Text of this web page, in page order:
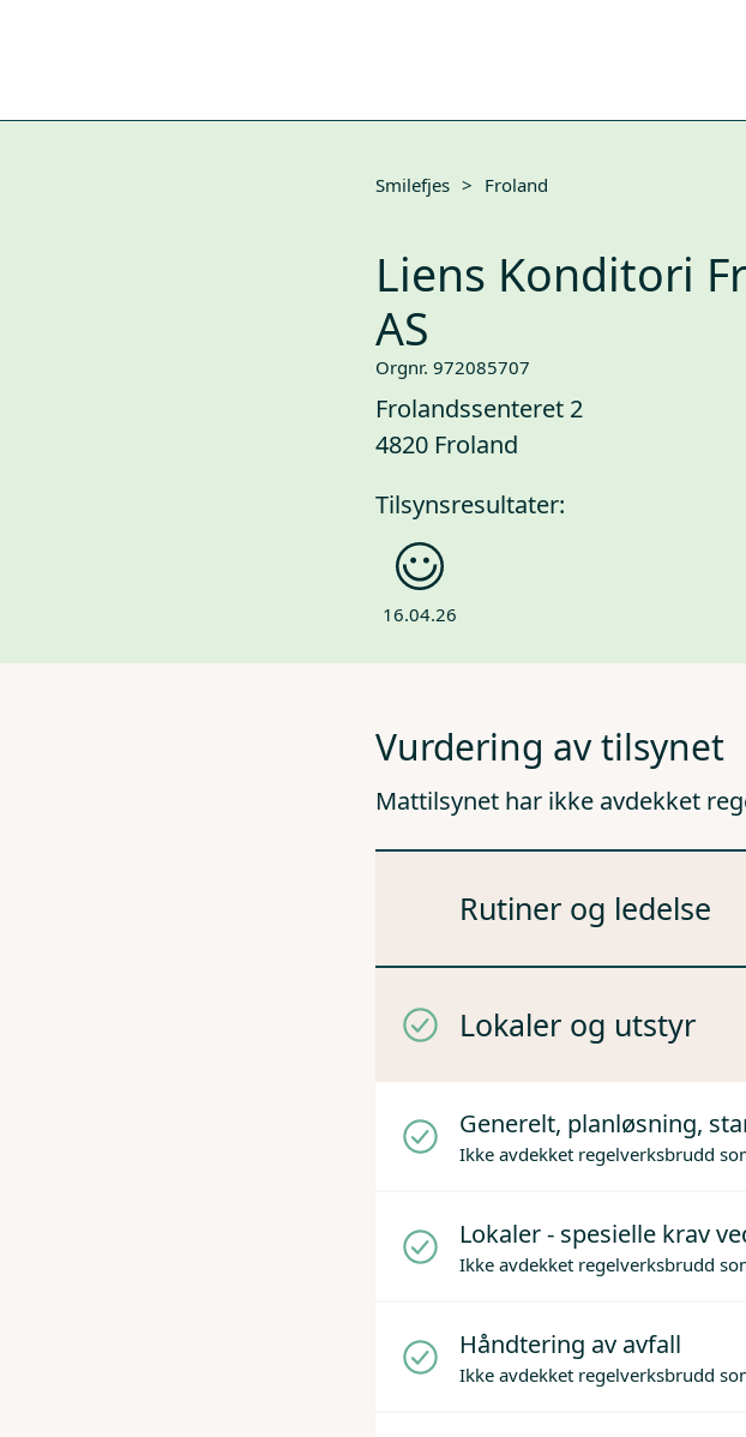
Smilefjes > Froland
Liens Konditori
AS
Orgnr. 972085707
Frolandssenteret 2
4820 Froland
Tilsynsresultater:
16.04.26
Vurdering av tilsynet
Mattilsynet har ikke avdekket
Rutiner og ledelse
Lokaler og utstyr
Generelt, planløsning,
Ikke avdekket regelverksbrudd
Lokaler - spesielle krav
Ikke avdekket regelverksbrudd
Håndtering av avfall
Ikke avdekket regelverksbrudd